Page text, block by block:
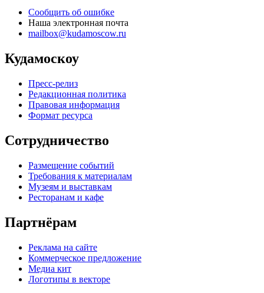
Сообщить об ошибке
Наша электронная почта
mailbox@kudamoscow.ru
Кудамоскоу
Пресс-релиз
Редакционная политика
Правовая информация
Формат ресурса
Сотрудничество
Размещение событий
Требования к материалам
Музеям и выставкам
Ресторанам и кафе
Партнёрам
Реклама на сайте
Коммерческое предложение
Медиа кит
Логотипы в векторе